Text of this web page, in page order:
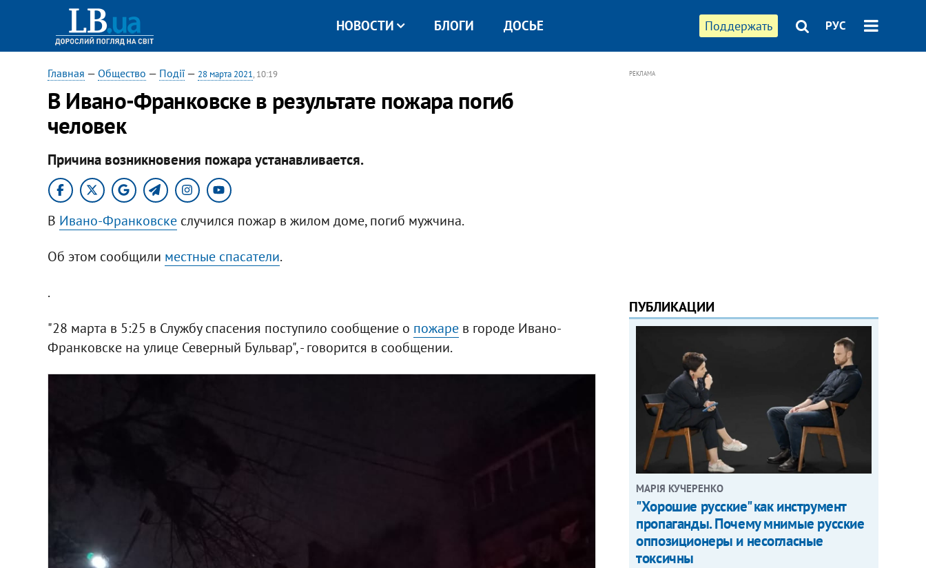
Поддержать РУС
НОВОСТИ БЛОГИ ДОСЬЕ
Главная — Общество — Події— 28 марта 2021, 10:19
В Ивано-Франковске в результате пожара погиб
человек
Причина возникновения пожара устанавливается.
В Ивано-Франковскеслучился пожар в жилом доме, погиб мужчина.
Об этом сообщили местные спасатели.
.
"28 марта в 5:25 в Службу спасения поступило сообщение о пожарев городе Ивано-
Франковске на улице Северный Бульвар", - говорится в сообщении.
РЕКЛАМА
ПУБЛИКАЦИИ
МАРІЯ КУЧЕРЕНКО
"Хорошие русские" как инструмент
пропаганды. Почему мнимые русские
оппозиционеры и несогласные
токсичны